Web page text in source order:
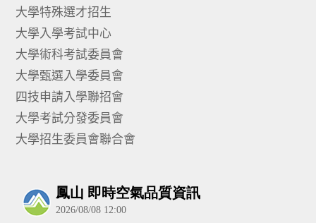
大學特殊選才招生
大學入學考試中心
大學術科考試委員會
大學甄選入學委員會
四技申請入學聯招會
大學考試分發委員會
大學招生委員會聯合會